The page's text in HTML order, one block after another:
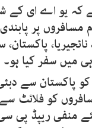
کہ یو اے ای کے
مسافروں پر
نائجیریا،
میں سفر کیا ہو۔
پاکستان سے
کو فلائٹ
منفی ریپڈ پی